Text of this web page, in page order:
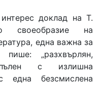
доклад на Т.
своеобразие на
една важна за
„разхвърлян,
с излишна
една безсмислена